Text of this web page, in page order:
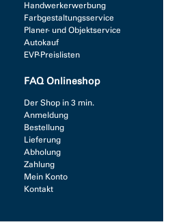
Handwerkerwerbung
Farbgestaltungsservice
Planer- und Objektservice
Autokauf
EVP-Preislisten
FAQ Onlineshop
Der Shop in 3 min.
Anmeldung
Bestellung
Lieferung
Abholung
Zahlung
Mein Konto
Kontakt